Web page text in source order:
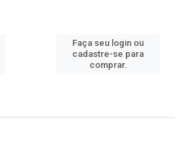
Faça seu login ou
cadastre-se para
comprar.